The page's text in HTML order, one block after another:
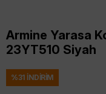
Armine Yarasa
23YT510 Siyah
%31 İNDIRIM